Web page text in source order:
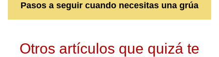
Pasos a seguir cuando necesitas una grúa
Otros artículos que quizá te